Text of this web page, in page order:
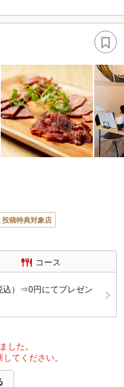
投稿特典対象店
コース
込）⇒0円にてプレゼン
した。
てください。